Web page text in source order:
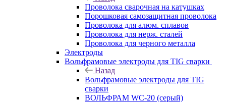
Проволока сварочная на катушках
Порошковая самозащитная проволока
Проволока для алюм. сплавов
Проволока для нерж. сталей
Проволока для черного металла
Электроды
Вольфрамовые электроды для TIG сварки
Назад
Вольфрамовые электроды для TIG
сварки
ВОЛЬФРАМ WC-20 (серый)